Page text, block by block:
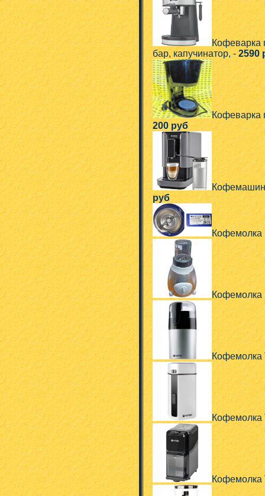
Кофеварка
бар, капучинатор, - 2590
Кофеварка
200 руб
руб
Кофемолка
Кофемолка
Кофемолка
Кофемолка
Кофемолка